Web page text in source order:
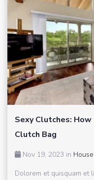
Sexy Clutches:
Clutch Bag
Nov 19, 2023 in
Dolorem et quisquam et